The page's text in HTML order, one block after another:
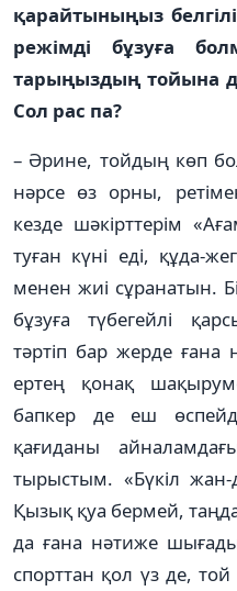
қарайтыныңыз
режімді бұзуға
тарыңыздың тойына
Сол рас па?
– Әрине, тойдың көп
нәрсе өз орны,
кезде шәкірттерім
туған күні еді,­ құда-
менен жиі сұранатын.
бұ­зуға түбегейлі
тәртіп бар жерде ғана
ертең қонақ
бапкер де еш
қағиданы
тырыс­тым. «Бүкіл жан-
Қызық қуа бермей,
да ғана нәтиже
спорттан қол үз де,